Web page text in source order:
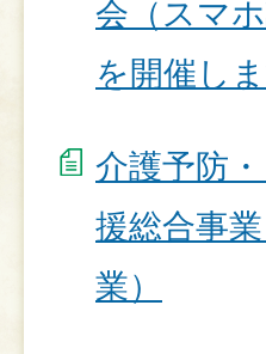
会（スマホ
を開催し
介護予防
援総合事
業）